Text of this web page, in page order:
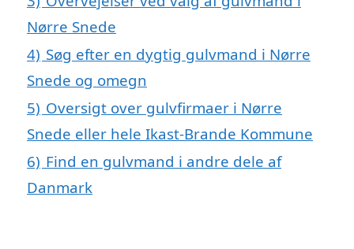
Nørre Snede
4) Søg efter en dygtig gulvmand i Nørre
Snede og omegn
5) Oversigt over gulvfirmaer i Nørre
Snede eller hele Ikast-Brande Kommune
6) Find en gulvmand i andre dele af
Danmark